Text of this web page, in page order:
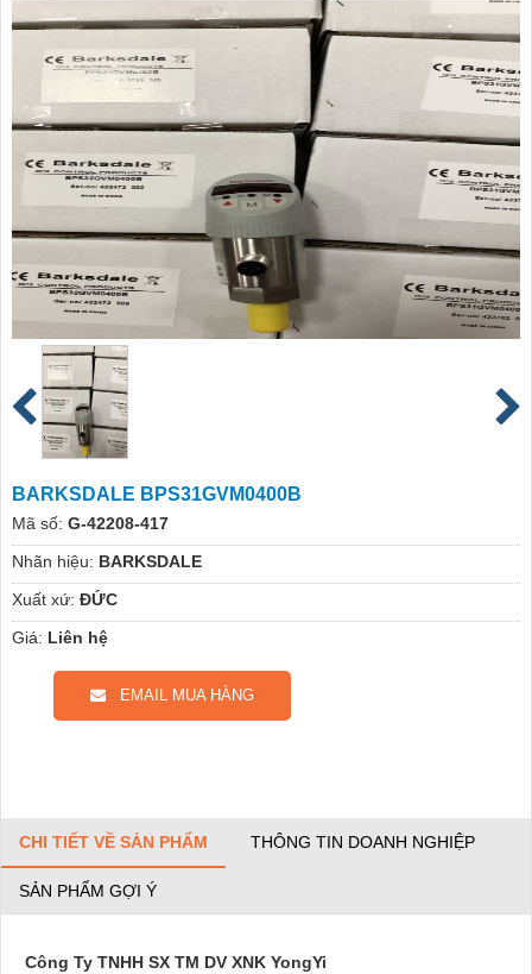
BARKSDALE BPS31GVM0400B
Mã số: G-42208-417
Nhãn hiệu: BARKSDALE
Xuất xứ: ĐỨC
Giá: Liên hệ
EMAIL MUA HÀNG
CHI TIẾT VỀ SẢN PHẨM THÔNG TIN DOANH NGHIỆP
SẢN PHẨM GỢI Ý
Công Ty TNHH SX TM DV XNK YongYi